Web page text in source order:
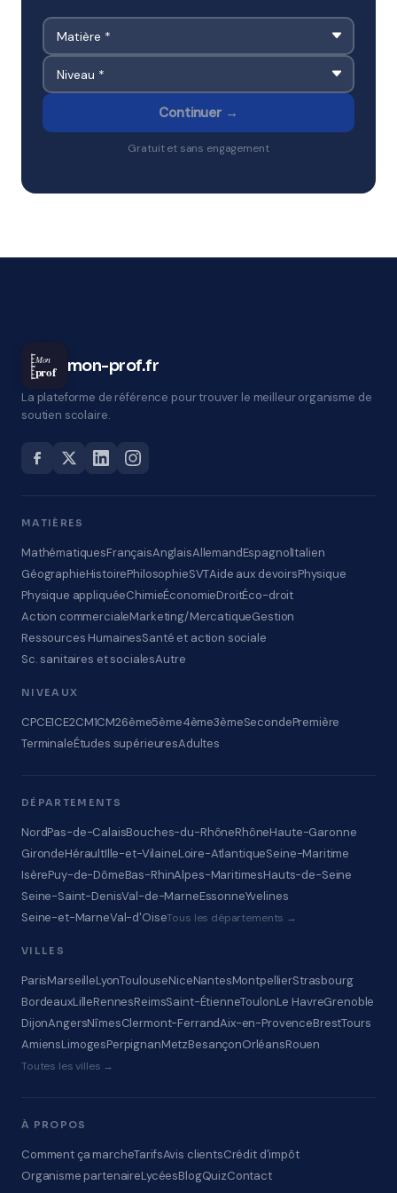
Continuer →
Gratuit et sans engagement
Mon
prof mon-prof.fr
La plateforme de référence pour trouver le meilleur organisme de
soutien scolaire.
MATIÈRES
MathématiquesFrançaisAnglaisAllemandEspagnolItalien
GéographieHistoirePhilosophieSVTAide aux devoirsPhysique
Physique appliquéeChimieÉconomieDroitÉco-droit
Action commercialeMarketing/MercatiqueGestion
Ressources HumainesSanté et action sociale
Sc. sanitaires et socialesAutre
NIVEAUX
CPCE1CE2CM1CM26ème5ème4ème3èmeSecondePremière
TerminaleÉtudes supérieuresAdultes
DÉPARTEMENTS
NordPas-de-CalaisBouches-du-RhôneRhôneHaute-Garonne
GirondeHéraultIlle-et-VilaineLoire-AtlantiqueSeine-Maritime
IsèrePuy-de-DômeBas-RhinAlpes-MaritimesHauts-de-Seine
Seine-Saint-DenisVal-de-MarneEssonneYvelines
Seine-et-MarneVal-d'OiseTous les départements →
VILLES
ParisMarseilleLyonToulouseNiceNantesMontpellierStrasbourg
BordeauxLilleRennesReimsSaint-ÉtienneToulonLe HavreGrenoble
DijonAngersNîmesClermont-FerrandAix-en-ProvenceBrestTours
AmiensLimogesPerpignanMetzBesançonOrléansRouen
Toutes les villes →
À PROPOS
Comment ça marcheTarifsAvis clientsCrédit d'impôt
Organisme partenaireLycéesBlogQuizContact